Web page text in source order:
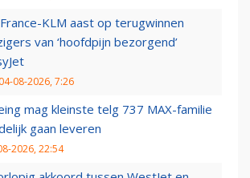
KLM aast op terugwinnen
van ‘hoofdpijn bezorgend’
04-08-2026, 7:26
mag kleinste telg 737 MAX-familie
gaan leveren
2026, 22:54